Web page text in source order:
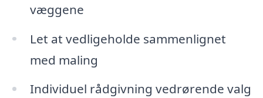
væggene
Let at vedligeholde sammenlignet
med maling
Individuel rådgivning vedrørende valg